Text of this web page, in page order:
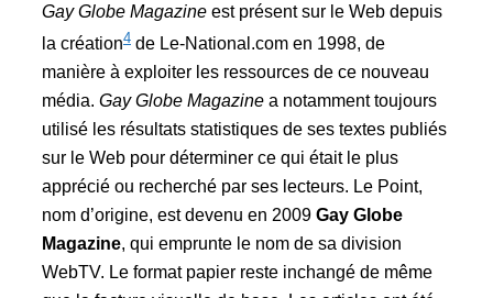
Gay Globe Magazine est présent sur le Web depuis
la création4 de Le-National.com en 1998, de
manière à exploiter les ressources de ce nouveau
média. Gay Globe Magazine a notamment toujours
utilisé les résultats statistiques de ses textes publiés
sur le Web pour déterminer ce qui était le plus
apprécié ou recherché par ses lecteurs. Le Point,
nom d’origine, est devenu en 2009 Gay Globe
Magazine, qui emprunte le nom de sa division
WebTV. Le format papier reste inchangé de même